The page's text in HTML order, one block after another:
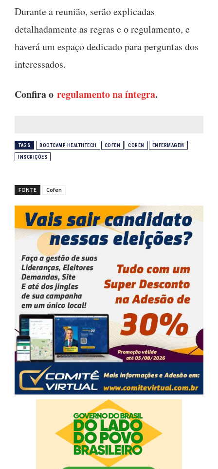
Durante a reunião, serão explicadas
detalhadamente as regras e o regulamento, e
haverá um espaço dedicado para perguntas dos
interessados.
Confira o regulamento na íntegra.
TAGS BOOTCAMP HEALTHTECH COFEN COREN ENFERMAGEM
INSCRIÇÕES
FONTE Cofen